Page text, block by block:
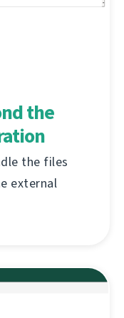
the
the files
external